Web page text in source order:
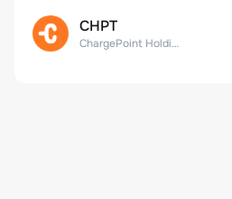
CHPT
ChargePoint Holdings, Inc.